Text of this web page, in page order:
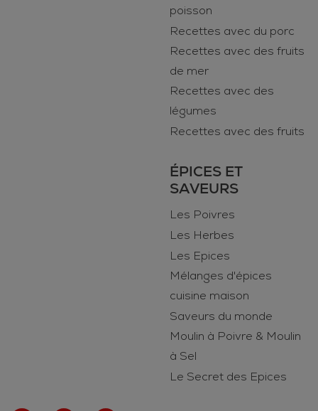
poisson
Recettes avec du porc
Recettes avec des fruits
de mer
Recettes avec des
légumes
Recettes avec des fruits
ÉPICES ET
SAVEURS
Les Poivres
Les Herbes
Les Epices
Mélanges d'épices
cuisine maison
Saveurs du monde
Moulin à Poivre & Moulin
à Sel
Le Secret des Epices